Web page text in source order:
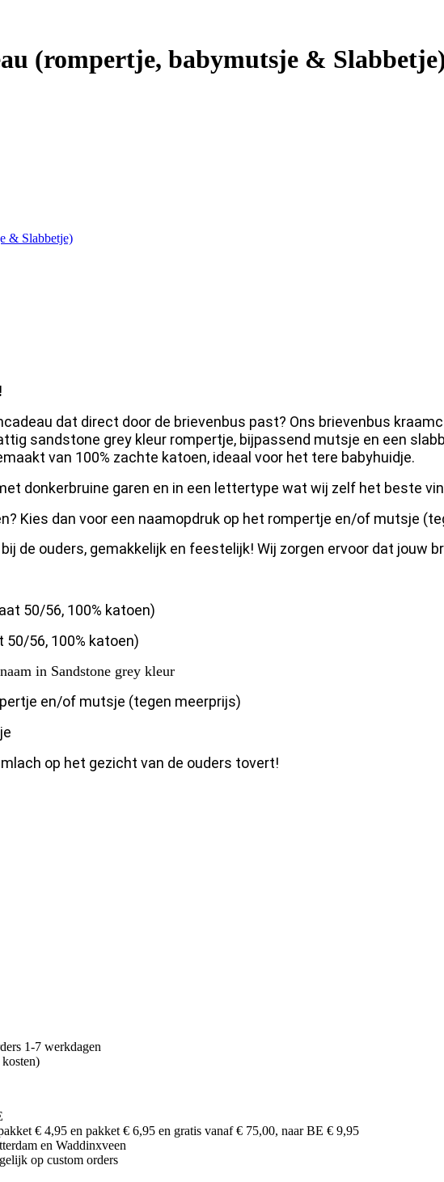
(rompertje, babymutsje &
dat direct door de brievenbus past? Ons brievenbus
sandstone grey kleur rompertje, bijpassend mutsje en een
van 100% zachte katoen, ideaal voor het tere babyhuidje.
donkerbruine garen en in een lettertype wat wij zelf het beste
Kies dan voor een naamopdruk op het rompertje en/of mutsje
de ouders, gemakkelijk en feestelijk! Wij zorgen ervoor dat jouw
50/56, 100% katoen)
56, 100% katoen)
in Sandstone grey kleur
en/of mutsje (tegen meerprijs)
op het gezicht van de ouders tovert!
1-7 werkdagen
€ 4,95 en pakket € 6,95 en gratis vanaf € 75,00, naar BE € 9,95
en Waddinxveen
op custom orders